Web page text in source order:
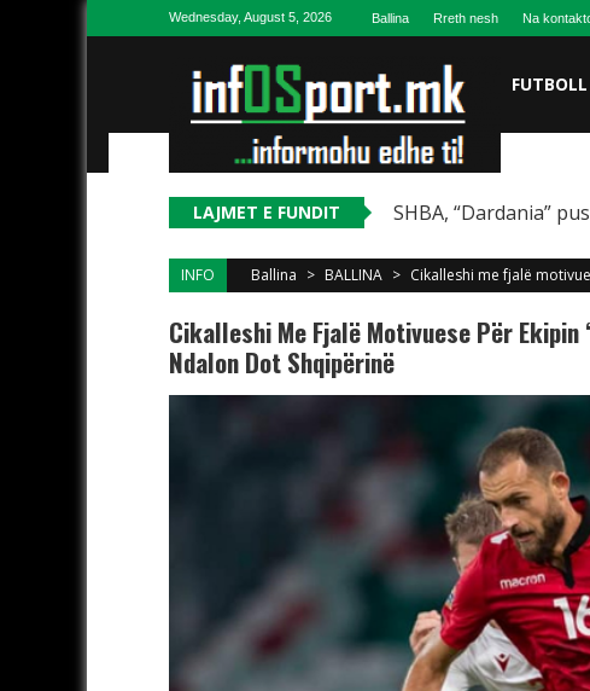
Skip to contentWednesday, August 5, 2026 Ballina Rreth nesh Na
FUTBOLL
LAJMET E FUNDIT SHBA, “Dardania”
INFO Ballina > BALLINA > Cikalleshi me fjalë
Cikalleshi Me Fjalë Motivuese Për Ekipin
Ndalon Dot Shqipërinë